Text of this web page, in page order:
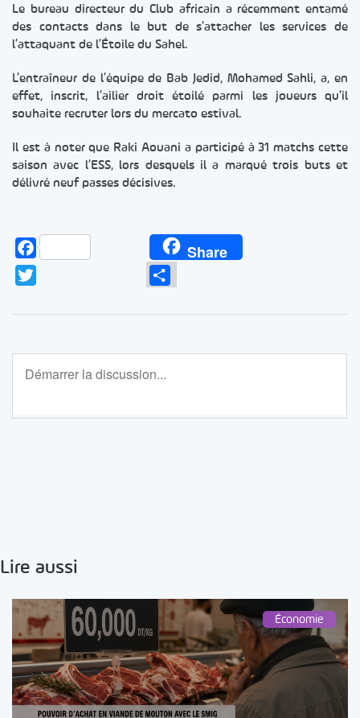
Le bureau directeur du Club africain a récemment entamé
des contacts dans le but de s’attacher les services de
l’attaquant de l’Étoile du Sahel.
L’entraîneur de l’équipe de Bab Jedid, Mohamed Sahli, a, en
effet, inscrit, l’ailier droit étoilé parmi les joueurs qu’il
souhaite recruter lors du mercato estival.
Il est à noter que Raki Aouani a participé à 31 matchs cette
saison avec l’ESS, lors desquels il a marqué trois buts et
délivré neuf passes décisives.
Facebook Share
Lire aussi
Économie